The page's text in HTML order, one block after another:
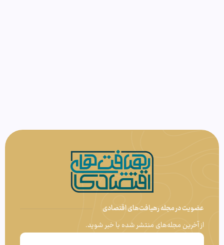
عضویت در مجله رهیافت‌های اقتصادی
از آخرین مجله‌های منتشر شده با خبر شوید.